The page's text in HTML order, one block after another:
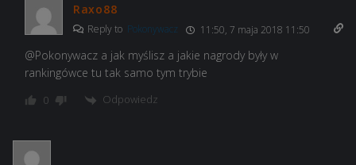
Raxo88
Reply to Pokonywacz 11:50, 7 maja 2018 11:50
@Pokonywacz a jak myślisz a jakie nagrody były w
rankingówce tu tak samo tym trybie
0 Odpowiedz